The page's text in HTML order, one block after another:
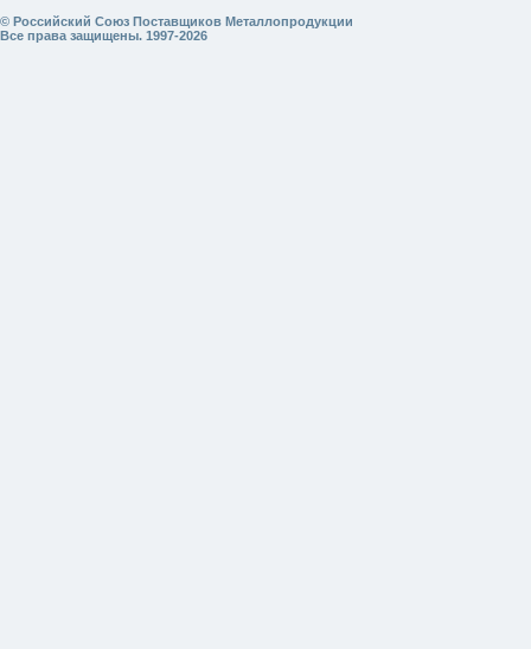
© Российский Союз Поставщиков Металлопродукции
Все права защищены. 1997-2026